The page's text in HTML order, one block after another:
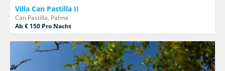
Villa Can Pastilla II
Can Pastilla, Palma
Ab € 150 Pro Nacht